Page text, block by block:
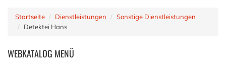
Startseite Dienstleistungen
Sonstige Dienstleistungen
Detektei Hans
WEBKATALOG MENÜ